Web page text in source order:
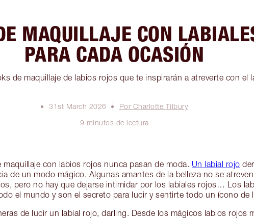
MAQUILLAJE CON
PARA CADA OCASIÓN
de maquillaje de labios rojos que te inspirarán a atreverte con el
31st March 2026
Por Charlotte Tilbury
9 minutos de lectura
maquillaje con labios rojos nunca pasan de moda. Un labial rojo
de un modo mágico. Algunas amantes de la belleza no se
pero no hay que dejarse intimidar por los labiales rojos… Los
el mundo y son el secreto para lucir y sentirte todo un ícono de
de lucir un labial rojo, darling. Desde los mágicos labios rojos